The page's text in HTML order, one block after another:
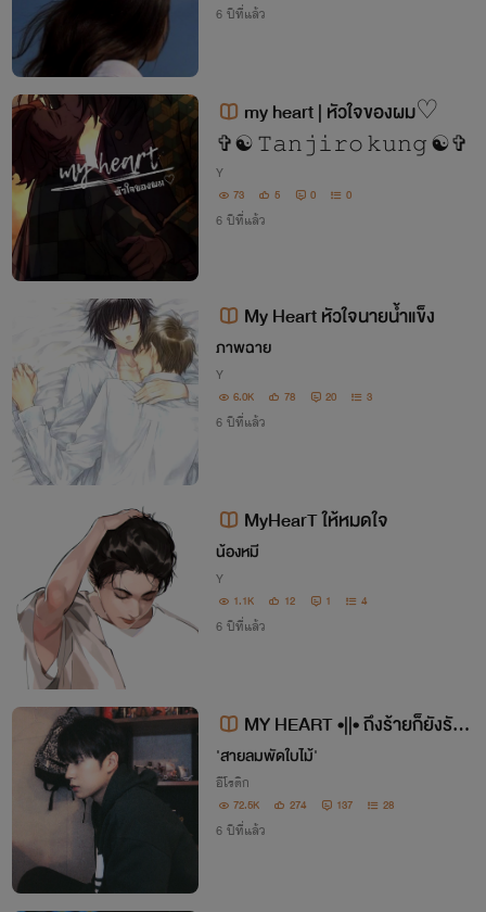
6 ปีที่แล้ว
my heart | หัวใจของผม♡︎
✞︎☯︎ 𝚃𝚊𝚗𝚓𝚒𝚛𝚘 𝚔𝚞𝚗𝚐 ☯︎✞︎
Y
73 5 0 0
6 ปีที่แล้ว
My Heart หัวใจนายน้ำแข็ง
ภาพฉาย
Y
6.0K 78 20 3
6 ปีที่แล้ว
MyHearT ให้หมดใจ
น้องหมี
Y
1.1K 12 1 4
6 ปีที่แล้ว
MY HEART •||• ถึงร้ายก็ยังรัก
[NC20+]
'สายลมพัดใบไม้'
อีโรติก
72.5K 274 137 28
6 ปีที่แล้ว